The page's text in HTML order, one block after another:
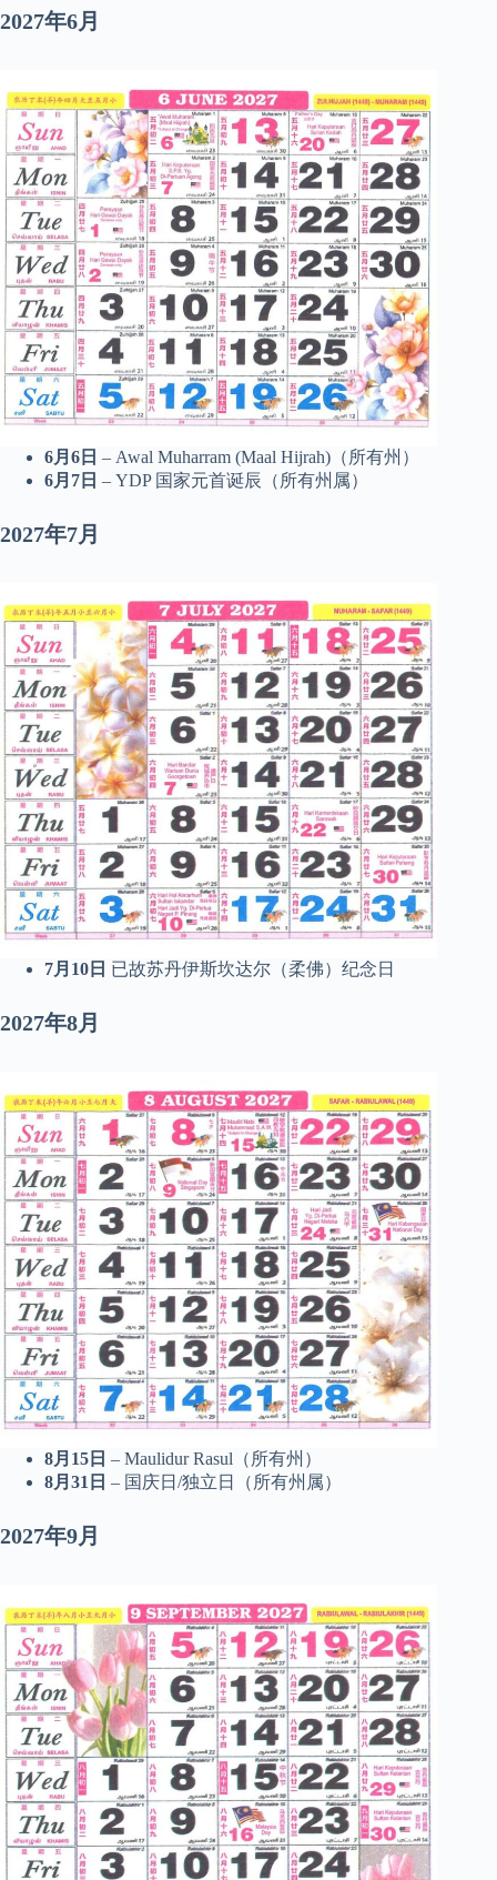
2027年6月
6月6日 – Awal Muharram (Maal Hijrah)（所有州）
6月7日 – YDP 国家元首诞辰（所有州属）
2027年7月
7月10日 已故苏丹伊斯坎达尔（柔佛）纪念日
2027年8月
8月15日 – Maulidur Rasul（所有州）
8月31日 – 国庆日/独立日（所有州属）
2027年9月